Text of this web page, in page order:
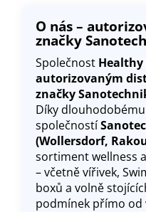
O nás –
značky
Společnost Healthy
autorizovaným
značky
Díky
společností
(Wollersdorf,
sortiment wellness
– včetně vířivek,
boxů a volně
podmínek přímo od